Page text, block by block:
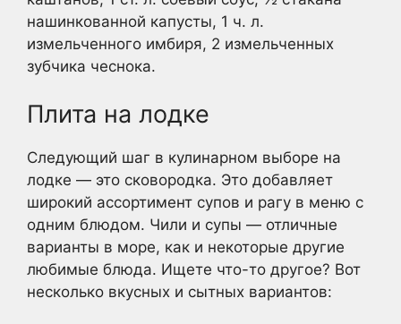
нашинкованной капусты, 1 ч. л.
измельченного имбиря, 2 измельченных
зубчика чеснока.
Плита на лодке
Следующий шаг в кулинарном выборе на
лодке — это сковородка. Это добавляет
широкий ассортимент супов и рагу в меню с
одним блюдом. Чили и супы — отличные
варианты в море, как и некоторые другие
любимые блюда. Ищете что-то другое? Вот
несколько вкусных и сытных вариантов: